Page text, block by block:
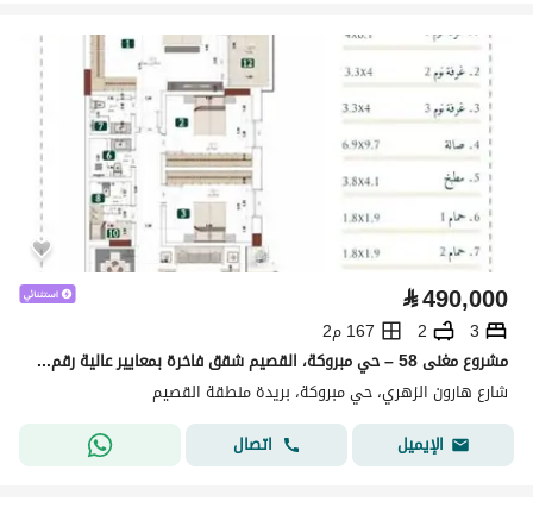
⃁490,000
3
2
167 م2
مشروع مغنى 58 – حي مبروكة، القصيم شقق فاخرة بمعايير عالية رقم الوحدة 24
شارع هارون الزهري، حي مبروكة، بريدة منطقة القصيم
الإيميل
اتصال